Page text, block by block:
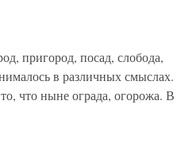
пригород, посад, слобода,
в различных смыслах.
что ныне ограда, огорожа. В